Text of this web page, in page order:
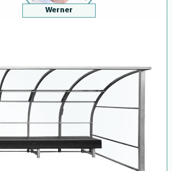
Werner